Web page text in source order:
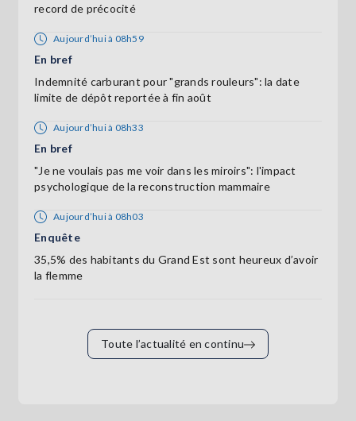
record de précocité
Aujourd’hui à 08h59
En bref
Indemnité carburant pour "grands rouleurs": la date
limite de dépôt reportée à fin août
Aujourd’hui à 08h33
En bref
"Je ne voulais pas me voir dans les miroirs": l'impact
psychologique de la reconstruction mammaire
Aujourd’hui à 08h03
Enquête
35,5% des habitants du Grand Est sont heureux d’avoir
la flemme
Toute l’actualité en continu